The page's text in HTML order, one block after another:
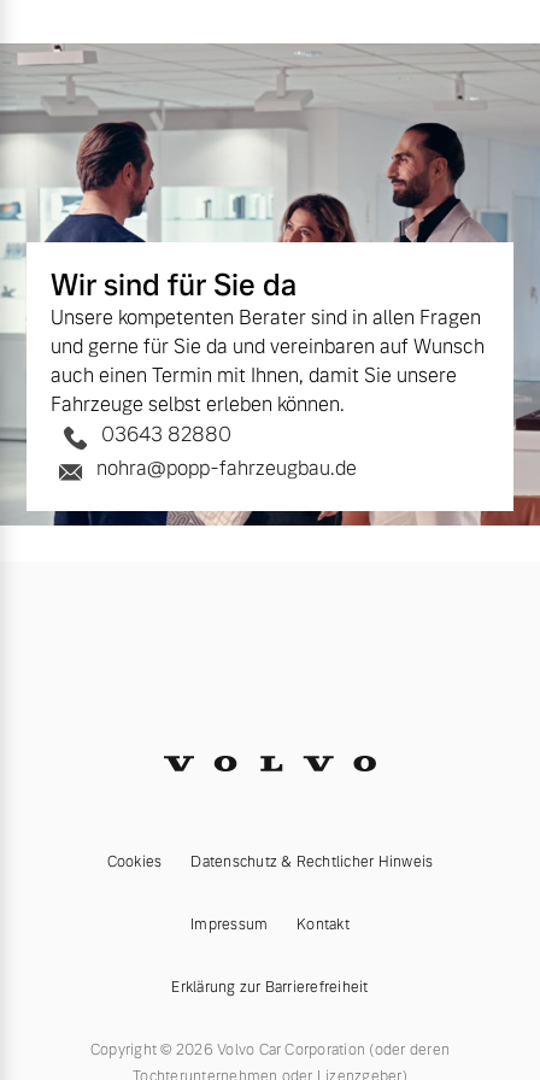
Mehr erfahren
Versicherung
Wir sind für Sie da
Unsere kompetenten Berater sind in allen Fragen
und gerne für Sie da und vereinbaren auf Wunsch
auch einen Termin mit Ihnen, damit Sie unsere
Fahrzeuge selbst erleben können.
03643 82880
nohra@popp-fahrzeugbau.de
Cookies Datenschutz & Rechtlicher Hinweis
Impressum Kontakt
Erklärung zur Barrierefreiheit
Copyright © 2026 Volvo Car Corporation (oder deren
Tochterunternehmen oder Lizenzgeber)